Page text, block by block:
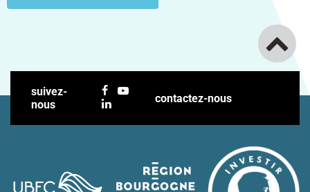
suivez-
nous
contactez-nous